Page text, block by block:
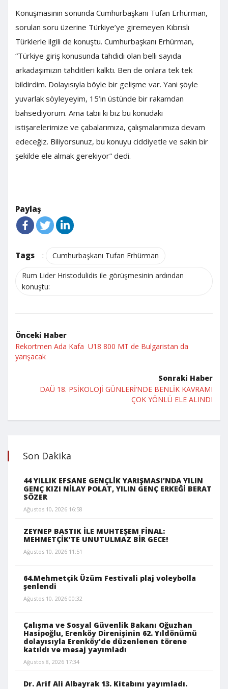
Konuşmasının sonunda Cumhurbaşkanı Tufan Erhürman,
sorulan soru üzerine Türkiye’ye giremeyen Kıbrıslı
Türklerle ilgili de konuştu. Cumhurbaşkanı Erhürman,
“Türkiye giriş konusunda tahdidi olan belli sayıda
arkadaşımızın tahditleri kalktı. Ben de onlara tek tek
bildirdim. Dolayısıyla böyle bir gelişme var. Yani şöyle
yuvarlak söyleyeyim, 15’in üstünde bir rakamdan
bahsediyorum. Ama tabii ki biz bu konudaki
istişarelerimize ve çabalarımıza, çalışmalarımıza devam
edeceğiz. Biliyorsunuz, bu konuyu ciddiyetle ve sakin bir
şekilde ele almak gerekiyor” dedi.
Paylaş
Tags : Cumhurbaşkanı Tufan Erhürman
Rum Lider Hristodulidis ile görüşmesinin ardından
konuştu:
Önceki Haber
Rekortmen Ada Kafa U18 800 MT de Bulgaristan da
yarışacak
Sonraki Haber
DAÜ 18. PSİKOLOJİ GÜNLERİ’NDE BENLİK KAVRAMI
ÇOK YÖNLÜ ELE ALINDI
Son Dakika
44 YILLIK EFSANE GENÇLİK YARIŞMASI’NDA YILIN
GENÇ KIZI NİLAY POLAT, YILIN GENÇ ERKEĞİ BERAT
SÖZER
Ağustos 10, 2026 16:58
ZEYNEP BASTIK İLE MUHTEŞEM FİNAL:
MEHMETÇİK’TE UNUTULMAZ BİR GECE!
Ağustos 10, 2026 11:51
64.Mehmetçik Üzüm Festivali plaj voleybolla
şenlendi
Ağustos 10, 2026 00:32
Çalışma ve Sosyal Güvenlik Bakanı Oğuzhan
Hasipoğlu, Erenköy Direnişinin 62. Yıldönümü
dolayısıyla Erenköy’de düzenlenen törene
katıldı ve mesaj yayımladı
Ağustos 8, 2026 17:34
Dr. Arif Ali Albayrak 13. Kitabını yayımladı.